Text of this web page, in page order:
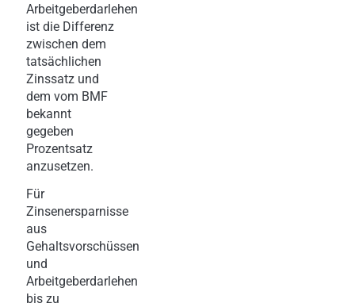
Arbeitgeberdarlehen
ist die Differenz
zwischen dem
tatsächlichen
Zinssatz und
dem vom BMF
bekannt
gegeben
Prozentsatz
anzusetzen.
Für
Zinsenersparnisse
aus
Gehaltsvorschüssen
und
Arbeitgeberdarlehen
bis zu